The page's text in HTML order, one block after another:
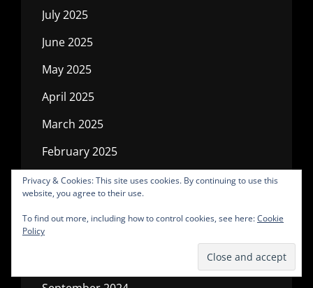
July 2025
June 2025
May 2025
April 2025
March 2025
February 2025
January 2025
November 2024
Privacy & Cookies: This site uses cookies. By continuing to use this
website, you agree to their use.
To find out more, including how to control cookies, see here:Cookie
Policy